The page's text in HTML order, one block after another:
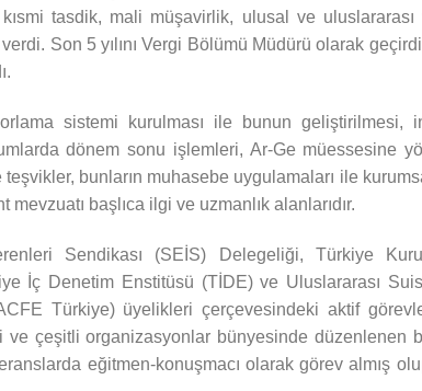
tasdik, mali müşavirlik, ulusal ve uluslararası
verdi. Son 5 yılını Vergi Bölümü Müdürü olarak
sistemi kurulması ile bunun geliştirilmesi,
dönem sonu işlemleri, Ar-Ge müessesine
teşvikler, bunların muhasebe uygulamaları ile
başlıca ilgi ve uzmanlık alanlarıdır.
Sendikası (SEİS) Delegeliği, Türkiye
İç Denetim Enstitüsü (TİDE) ve Uluslararası
Türkiye) üyelikleri çerçevesindeki aktif
ve çeşitli organizasyonlar bünyesinde düzenlenen
eğitmen-konuşmacı olarak görev almış